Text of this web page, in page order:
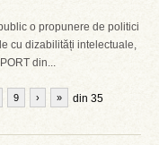
o propunere de politici
cu dizabilități intelectuale,
din...
9 din 35
› »